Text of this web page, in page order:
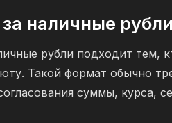
наличные
рубли подходит тем,
Такой формат обычно
суммы, курса,